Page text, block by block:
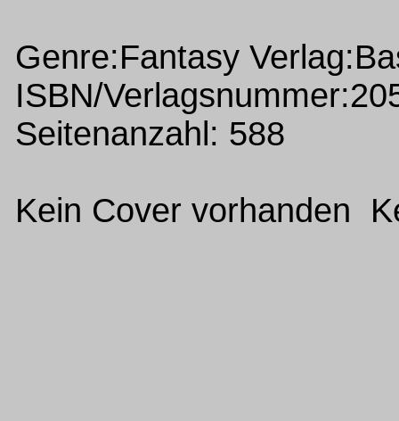
Genre:Fantasy
ISBN/
Seitenanzahl: 588
Kein Cover vorhanden